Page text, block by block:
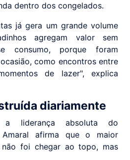
dentro dos congelados.
já gera um grande volume
agregam valor sem
consumo, porque foram
como encontros entre
de lazer", explica
diariamente
a liderança absoluta do
Amaral afirma que o maior
foi chegar ao topo, mas